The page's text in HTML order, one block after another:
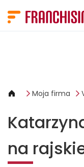
Moja firma
na